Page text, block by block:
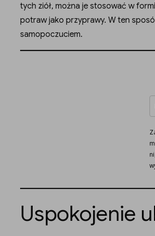
tych ziół, można je stosować w
potraw jako przyprawy. W ten
samopoczuciem.
Uspokojenie